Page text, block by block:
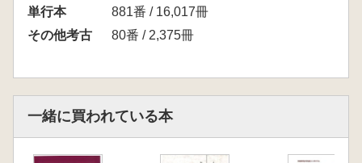
初期アイヌ文化にみられる大陸的要素/アイヌ
文化の特色)/Ⅲ アイヌ文化を特徴付づけるモノ
(アイヌ文化にあって和人社会にないモノ/アイ
それ以後/クナシリ・メナシの戦いとそれ以後)/
単行本
881番 / 16,017冊
その他考古
80番 / 2,375冊
一緒に買われている本